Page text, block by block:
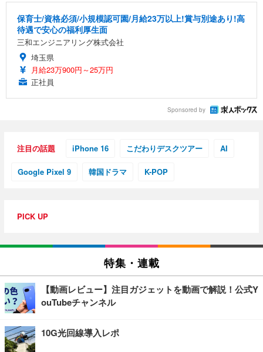
保育士/資格必須/小規模認可園/月給23万以上!賞与別途あり!高
待遇で安心の福利厚生面
三和エンジニアリング株式会社
埼玉県
月給23万900円～25万円
正社員
Sponsored by
注目の話題 iPhone 16 こだわりデスクツアー AI
Google Pixel 9 韓国ドラマ K-POP
PICK UP
特集・連載
【動画レビュー】注目ガジェットを動画で解説！公式Y
ouTubeチャンネル
10G光回線導入レポ